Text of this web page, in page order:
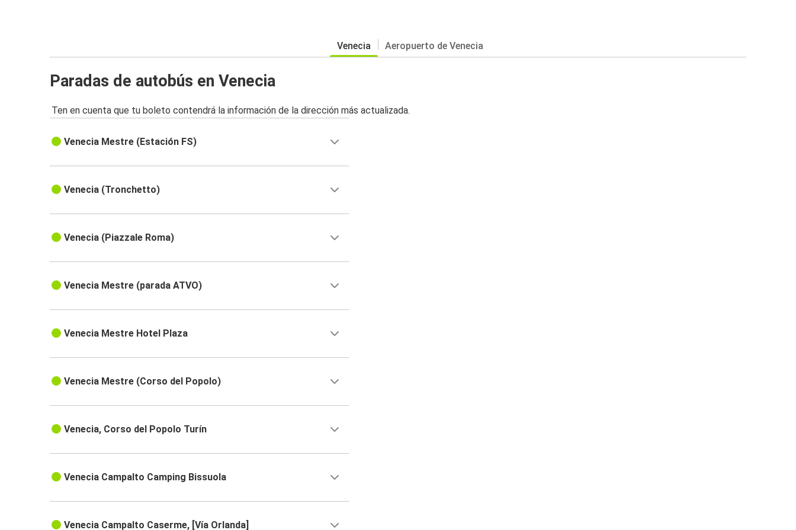
Venecia Aeropuerto de Venecia
Paradas de autobús en Venecia
Ten en cuenta que tu boleto contendrá la información de la dirección más actualizada.
Venecia Mestre (Estación FS)
Venecia (Tronchetto)
Venecia (Piazzale Roma)
Venecia Mestre (parada ATVO)
Venecia Mestre Hotel Plaza
Venecia Mestre (Corso del Popolo)
Venecia, Corso del Popolo Turín
Venecia Campalto Camping Bissuola
Venecia Campalto Caserme, [Vía Orlanda]